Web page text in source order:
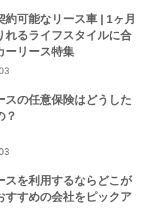
約可能なリース車 | 1ヶ月
れるライフスタイルに合
ーリース特集
スの任意保険はどうした
？
スを利用するならどこが
すすめの会社をピックア